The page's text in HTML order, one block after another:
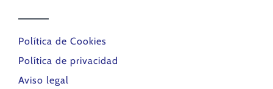
Política de Cookies
Política de privacidad
Aviso legal